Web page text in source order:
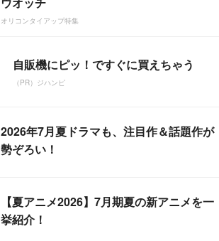
オリコンタイアップ特集
自販機にピッ！ですぐに買えちゃう
（PR）ジハンピ
2026年7月夏ドラマも、注目作＆話題作が
勢ぞろい！
【夏アニメ2026】7月期夏の新アニメを一
挙紹介！